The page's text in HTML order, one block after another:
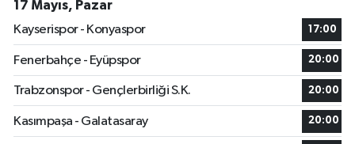
17 Mayıs, Pazar
Kayserispor - Konyaspor
17:00
Fenerbahçe - Eyüpspor 20:00
Trabzonspor - Gençlerbirliği S.K. 20:00
Kasımpaşa - Galatasaray 20:00